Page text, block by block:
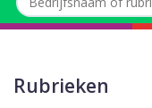
Rubrieken